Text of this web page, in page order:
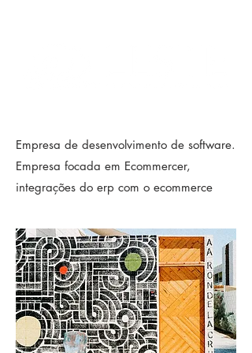
Empresa de desenvolvimento de software.
Empresa focada em Ecommercer,
integrações do erp com o ecommerce